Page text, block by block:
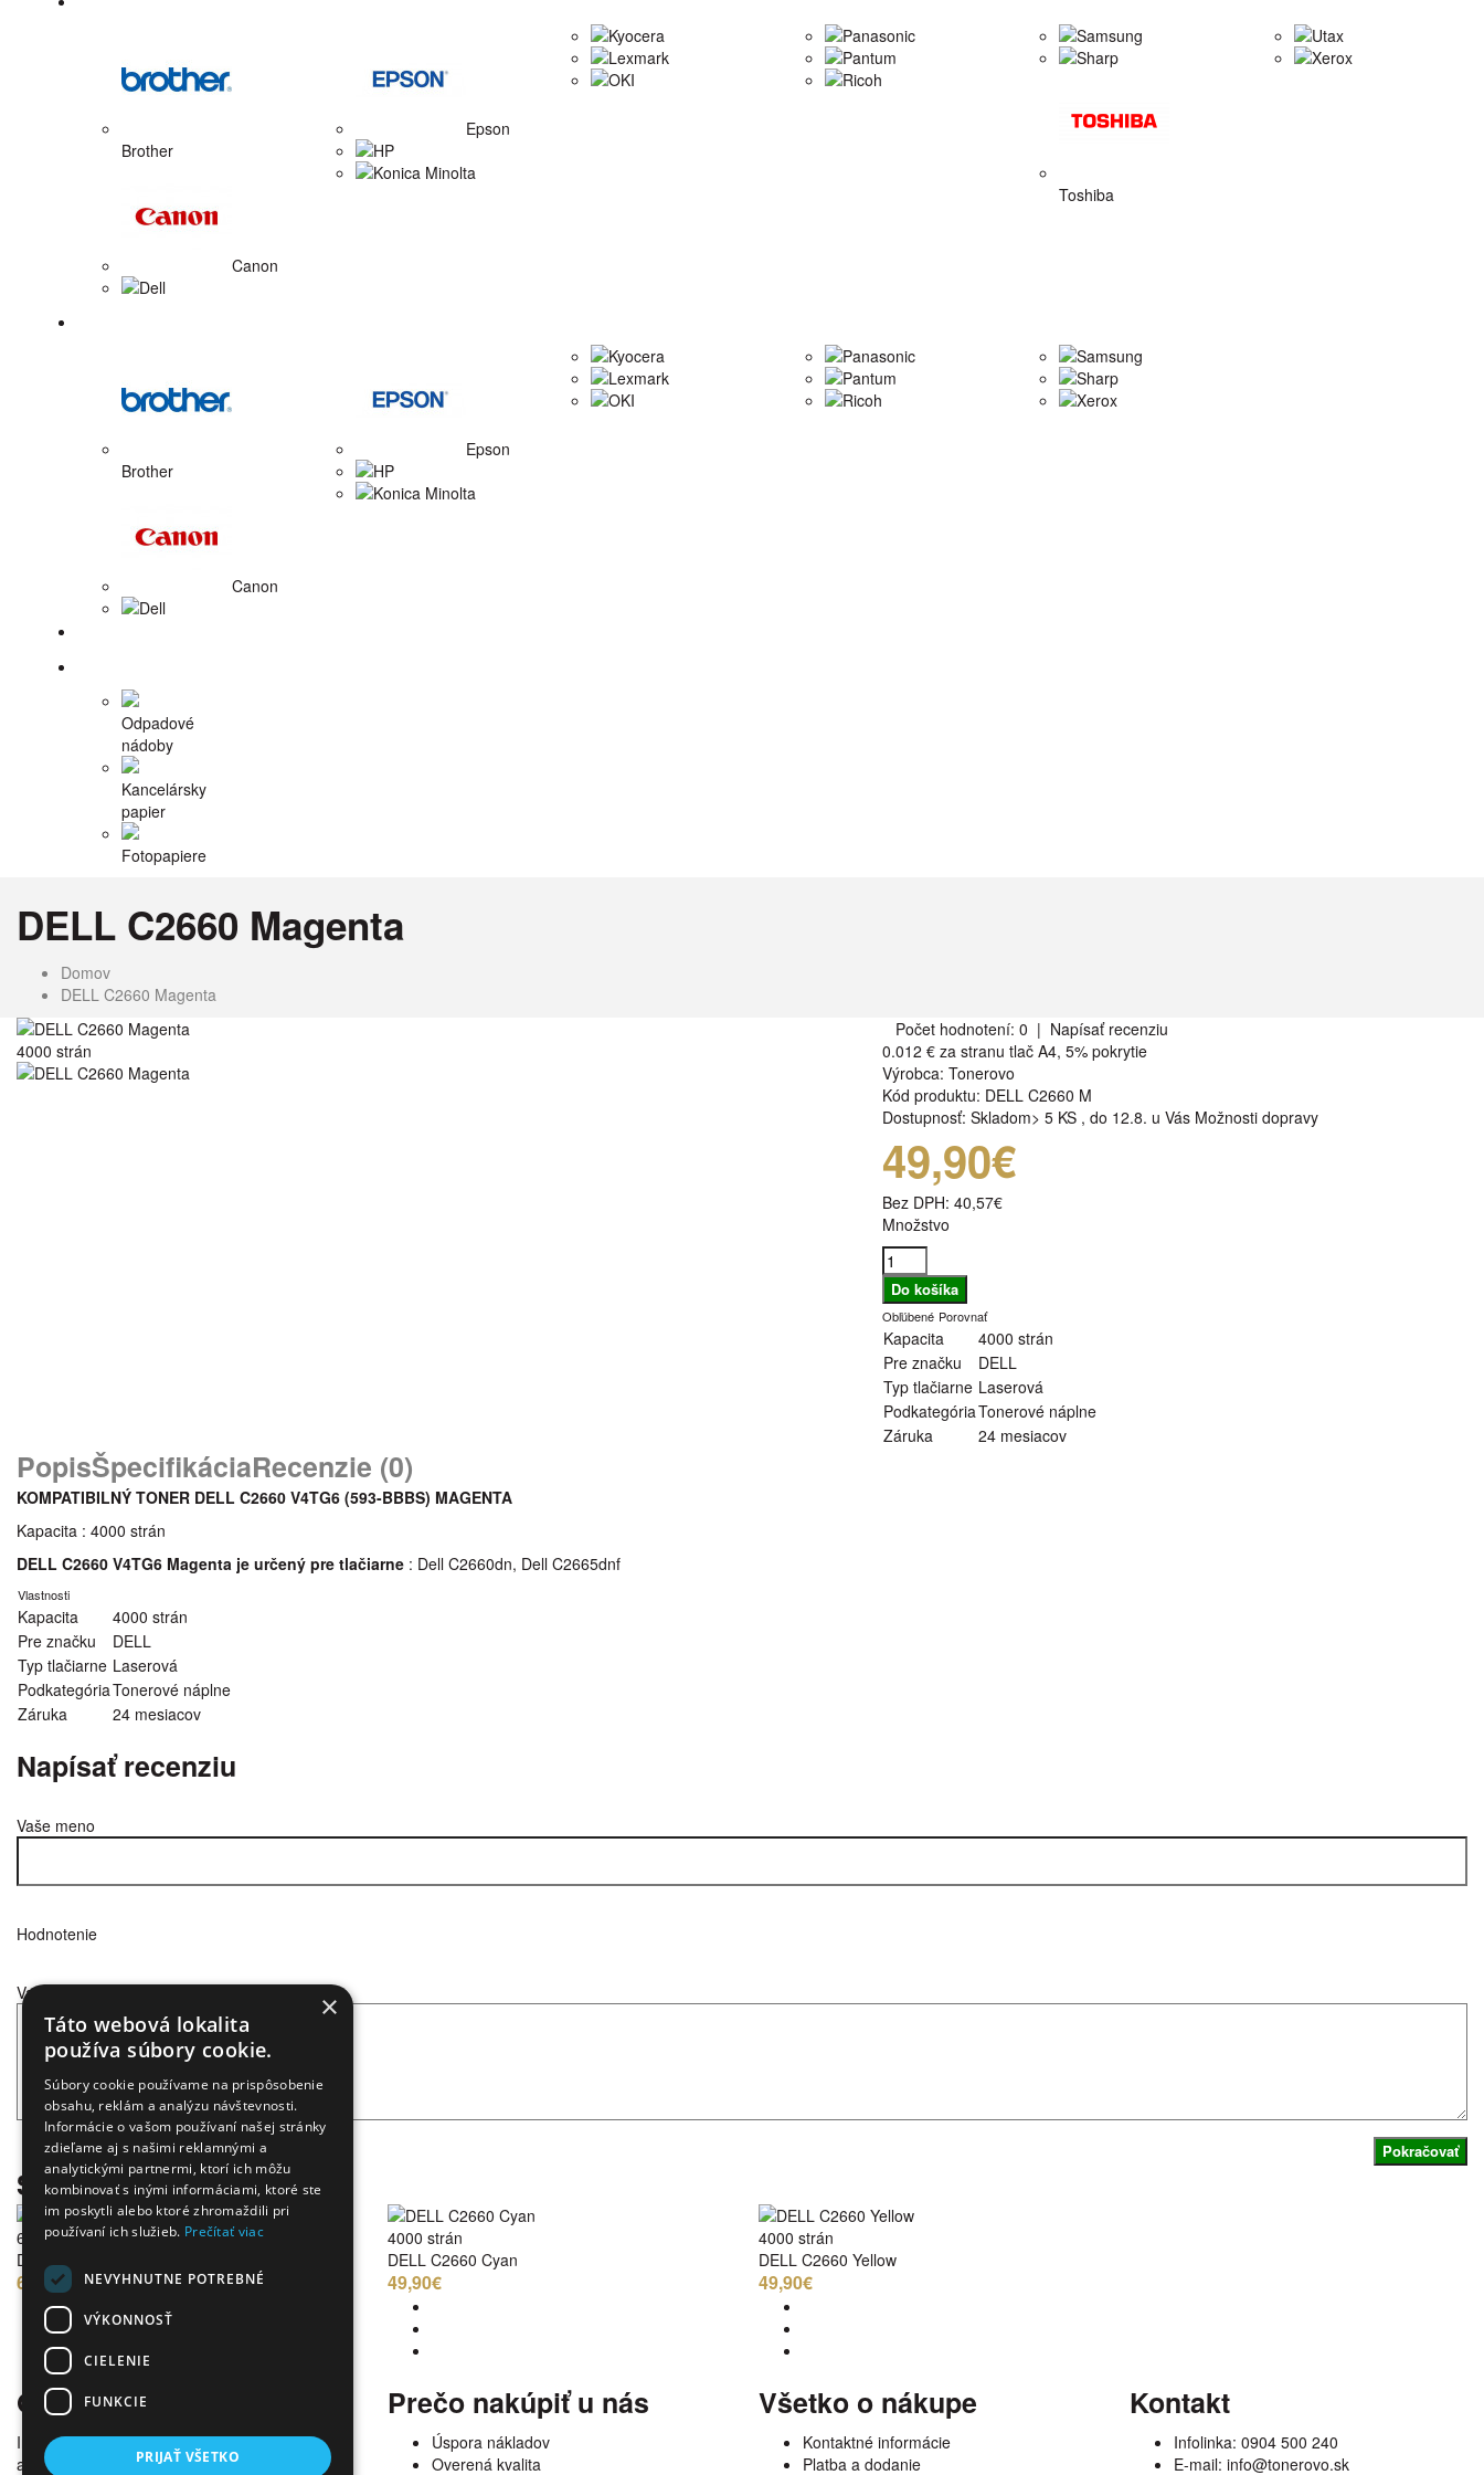
Brother
Canon
Dell
Epson
HP
Konica Minolta
Kyocera
Lexmark
OKI
Panasonic
Pantum
Ricoh
Samsung
Sharp
Toshiba
Utax
Xerox
Brother
Canon
Dell
Epson
HP
Konica Minolta
Kyocera
Lexmark
OKI
Panasonic
Pantum
Ricoh
Samsung
Sharp
Xerox
Odpadové
nádoby
Kancelársky
papier
Fotopapiere
DELL C2660 Magenta
Domov
DELL C2660 Magenta
4000 strán
Počet hodnotení: 0 | Napísať recenziu
0.012 € za stranu tlač A4, 5% pokrytie
Výrobca: Tonerovo
Kód produktu: DELL C2660 M
Dostupnosť: Skladom> 5 KS , do 12.8. u Vás Možnosti dopravy
49,90€
Bez DPH: 40,57€
Množstvo
Obľúbené Porovnať
Kapacita
4000 strán
Pre značku
DELL
Typ tlačiarne Laserová
PodkategóriaTonerové náplne
Záruka
24 mesiacov
PopisŠpecifikáciaRecenzie (0)
KOMPATIBILNÝ TONER DELL C2660 V4TG6 (593-BBBS) MAGENTA
Kapacita : 4000 strán
DELL C2660 V4TG6 Magenta je určený pre tlačiarne : Dell C2660dn, Dell C2665dnf
Vlastnosti
Kapacita
4000 strán
Pre značku
DELL
Typ tlačiarne Laserová
PodkategóriaTonerové náplne
Záruka
24 mesiacov
Napísať recenziu
Vaše meno
Hodnotenie
Vaša recenzia
Pokračovať
Súvisiace produkty
6000 strán
DELL C2660 Black
62,50€
4000 strán
DELL C2660 Cyan
49,90€
4000 strán
DELL C2660 Yellow
49,90€
O nás
Internetový obchod ponúka širokú paletu
alternatívneho spotrebného materiálu pre
Prečo nakúpiť u nás
Úspora nákladov
Overená kvalita
Všetko o nákupe
Kontaktné informácie
Platba a dodanie
Kontakt
Infolinka: 0904 500 240
E-mail: info@tonerovo.sk
×
Táto webová lokalita
používa súbory cookie.
Súbory cookie používame na prispôsobenie
obsahu, reklám a analýzu návštevnosti.
Informácie o vašom používaní našej stránky
zdieľame aj s našimi reklamnými a
analytickými partnermi, ktorí ich môžu
kombinovať s inými informáciami, ktoré ste
im poskytli alebo ktoré zhromaždili pri
používaní ich služieb. Prečítať viac
NEVYHNUTNE POTREBNÉ
VÝKONNOSŤ
CIELENIE
FUNKCIE
PRIJAŤ VŠETKO